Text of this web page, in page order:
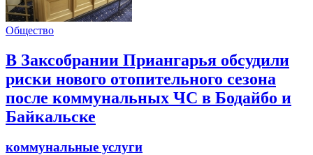
Общество
В Заксобрании Приангарья обсудили
риски нового отопительного сезона
после коммунальных ЧС в Бодайбо и
Байкальске
коммунальные услуги